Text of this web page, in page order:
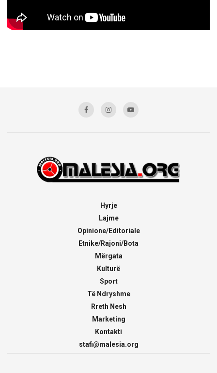
Hyrje
Lajme
Opinione/Editoriale
Etnike/Rajoni/Bota
Mërgata
Kulturë
Sport
Të Ndryshme
Rreth Nesh
Marketing
Kontakti
stafi@malesia.org